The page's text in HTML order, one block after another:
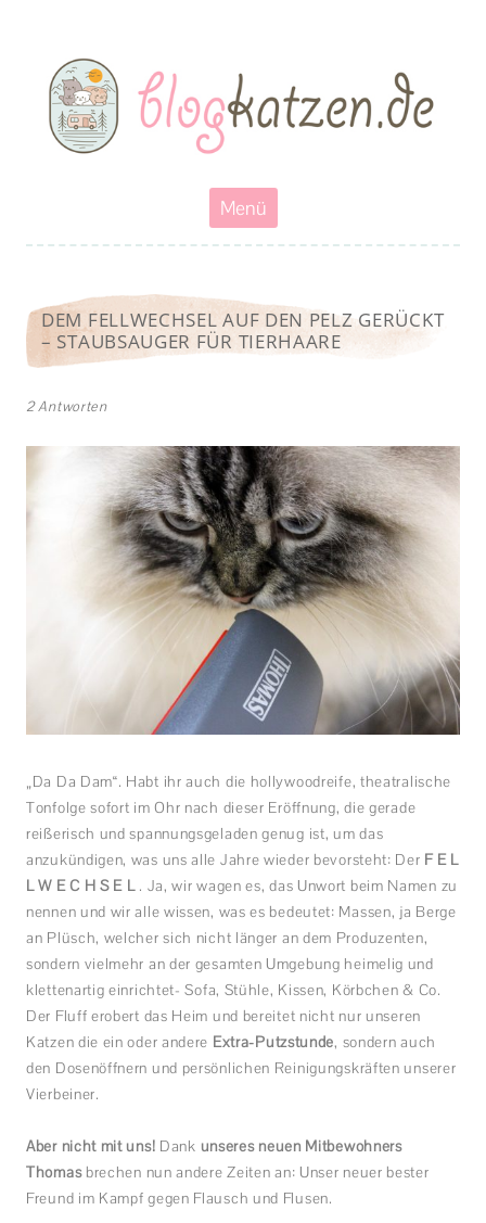
Blogkatzen
Menü
Inhalt
springen
DEM FELLWECHSEL AUF DEN PELZ GERÜCKT
– STAUBSAUGER FÜR TIERHAARE
2 Antworten
„Da Da Dam“. Habt ihr auch die hollywoodreife, theatralische
Tonfolge sofort im Ohr nach dieser Eröffnung, die gerade
reißerisch und spannungsgeladen genug ist, um das
anzukündigen, was uns alle Jahre wieder bevorsteht: Der F E L
L W E C H S E L. Ja, wir wagen es, das Unwort beim Namen zu
nennen und wir alle wissen, was es bedeutet: Massen, ja Berge
an Plüsch, welcher sich nicht länger an dem Produzenten,
sondern vielmehr an der gesamten Umgebung heimelig und
klettenartig einrichtet- Sofa, Stühle, Kissen, Körbchen & Co.
Der Fluff erobert das Heim und bereitet nicht nur unseren
Katzen die ein oder andere Extra-Putzstunde, sondern auch
den Dosenöffnern und persönlichen Reinigungskräften unserer
Vierbeiner.
Aber nicht mit uns! Dank unseres neuen Mitbewohners
Thomasbrechen nun andere Zeiten an: Unser neuer bester
Freund im Kampf gegen Flausch und Flusen.